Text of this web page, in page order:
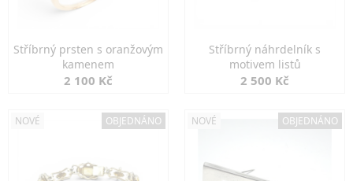
Stříbrný prsten s oranžovým
kamenem
2 100 Kč
Stříbrný náhrdelník s
motivem listů
2 500 Kč
NOVÉ OBJEDNÁNO NOVÉ OBJEDNÁNO